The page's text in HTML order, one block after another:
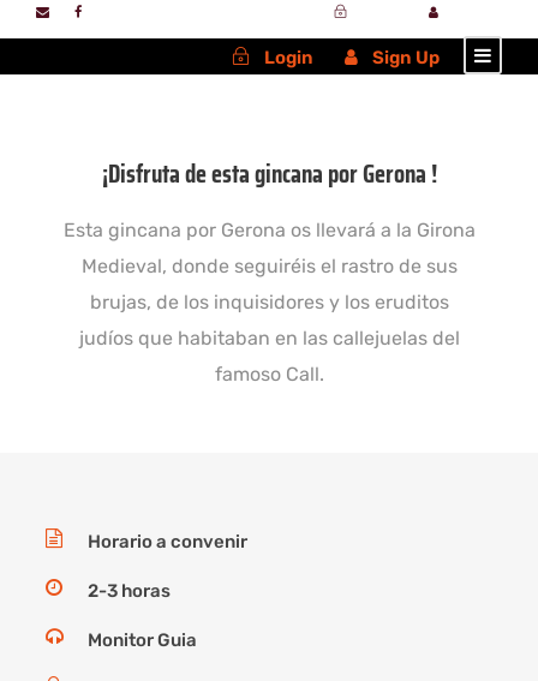
Login Sign Up
¡Disfruta de esta gincana por Gerona !
Esta gincana por Gerona os llevará a la Girona
Medieval, donde seguiréis el rastro de sus
brujas, de los inquisidores y los eruditos
judíos que habitaban en las callejuelas del
famoso Call.
Horario a convenir
2-3 horas
Monitor Guia